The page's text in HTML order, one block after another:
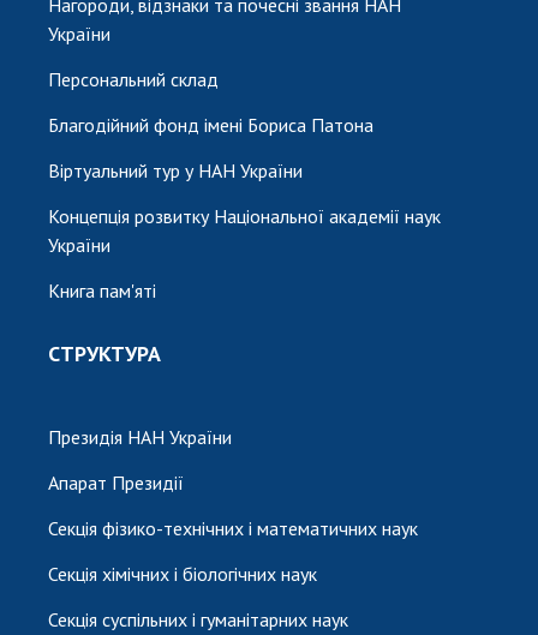
України
Персональний склад
Благодійний фонд імені Бориса Патона
Віртуальний тур у НАН України
Концепція розвитку Національної академії наук
України
Книга пам'яті
СТРУКТУРА
Президія НАН України
Апарат Президії
Секція фізико-технічних і математичних наук
Секція хімічних і біологічних наук
Секція суспільних і гуманітарних наук